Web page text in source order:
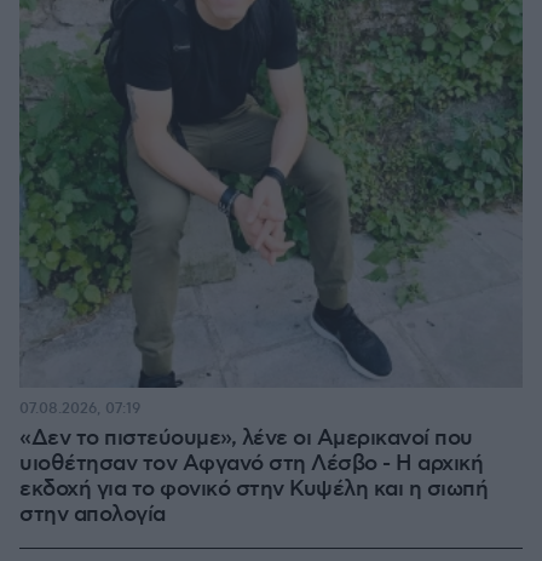
«Δεν το πιστεύουμε», λένε οι Αμερικανοί που
υιοθέτησαν τον Αφγανό στη Λέσβο - Η αρχική
εκδοχή για το φονικό στην Κυψέλη και η σιωπή
στην απολογία
07.08.2026, 07:19